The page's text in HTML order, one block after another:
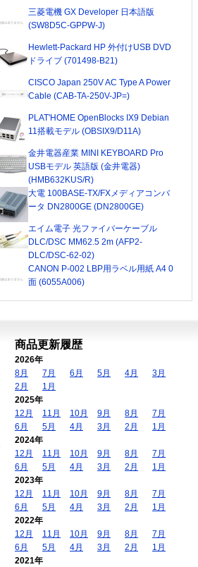
三菱電機 GX Developer 日本語版
(SW8D5C-GPPW-J)
Hewlett-Packard HP 外付けUSB DVD
ドライブ (701498-B21)
CISCO Japan 250V AC Type A Power
Cable (CAB-TA-250V-JP=)
PLAT'HOME OpenBlocks IX9 Debian
11搭載モデル (OBSIX9/D11A)
金井電器産業 MINI KEYBOARD Pro
USBモデル 英語版 (金井電器)
(HMB632KUS/R)
大電 100BASE-TX/FXメディアコンバ
ータ DN2800GE (DN2800GE)
エイム電子 光ファイバーケーブル
DLC/DSC MM62.5 2m (AFP2-
DLC/DSC-62-02)
CANON P-002 LBP用ラベル用紙 A4 0
面 (6055A006)
商品更新履歴
2026年
8月
7月 6月 5月 4月
3月
2月
1月
2025年
12月
11月 10月 9月 8月
7月
6月
5月 4月 3月 2月
1月
2024年
12月
11月 10月 9月 8月
7月
6月
5月 4月 3月 2月
1月
2023年
12月
11月 10月 9月 8月
7月
6月
5月 4月 3月 2月
1月
2022年
12月
11月 10月 9月 8月
7月
6月
5月 4月 3月 2月
1月
2021年